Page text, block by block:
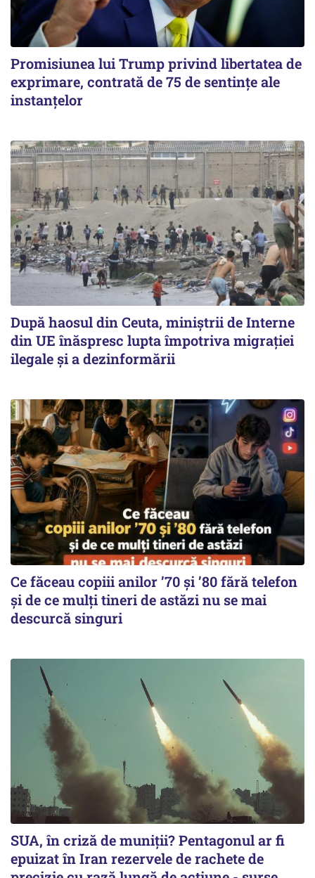
Promisiunea lui Trump privind libertatea de
exprimare, contrată de 75 de sentințe ale
instanțelor
După haosul din Ceuta, miniștrii de Interne
din UE înăspresc lupta împotriva migrației
ilegale și a dezinformării
Ce făceau copiii anilor ’70 și ’80 fără telefon
și de ce mulți tineri de astăzi nu se mai
descurcă singuri
SUA, în criză de muniții? Pentagonul ar fi
epuizat în Iran rezervele de rachete de